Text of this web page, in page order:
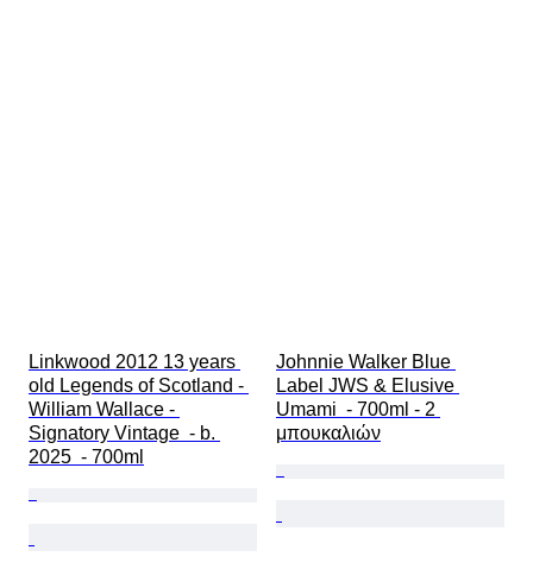
Linkwood 2012 13 years
old Legends of Scotland -
William Wallace -
Signatory Vintage  - b.
2025  - 700ml
Johnnie Walker Blue
Label JWS & Elusive
Umami  - 700ml - 2
μπουκαλιών